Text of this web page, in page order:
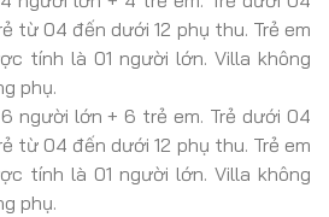
từ 04 đến dưới 12 phụ thu. Trẻ em
tính là 01 người lớn. Villa không
phụ.
người lớn + 6 trẻ em. Trẻ dưới 04
từ 04 đến dưới 12 phụ thu. Trẻ em
tính là 01 người lớn. Villa không
phụ.